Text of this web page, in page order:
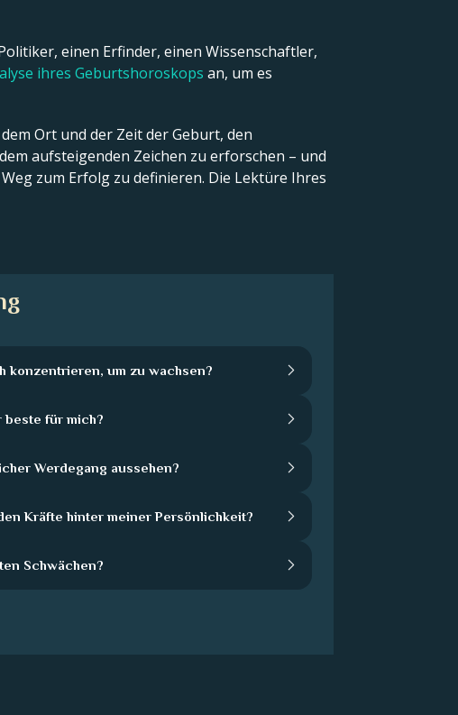
einen Erfinder, einen Wissenschaftler,
ihres Geburtshoroskops an, um es
Ort und der Zeit der Geburt, den
aufsteigenden Zeichen zu erforschen – und
zum Erfolg zu definieren. Die Lektüre Ihres
konzentrieren, um zu wachsen?
beste für mich?
Werdegang aussehen?
Kräfte hinter meiner Persönlichkeit?
Schwächen?